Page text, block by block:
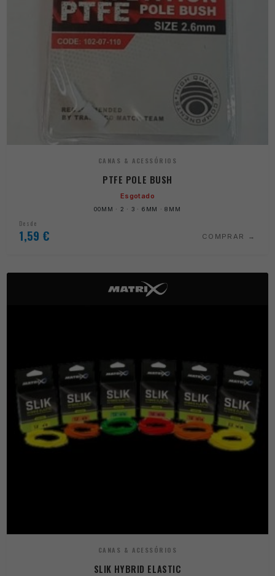
CANAS & ACESSÓRIOS
PTFE POLE BUSH
Esgotado
00MM · 2 · 3 · 6MM · 8MM
Desde
1,59 € COMPRAR
CANAS & ACESSÓRIOS
SLIK HYBRID ELASTIC